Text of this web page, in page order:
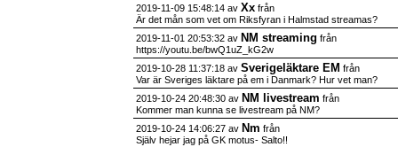
2019-11-09 15:48:14 av Xx från
Är det mån som vet om Riksfyran i Halmstad streamas?
2019-11-01 20:53:32 av NM streaming från
https://youtu.be/bwQ1uZ_kG2w
2019-10-28 11:37:18 av Sverigeläktare EM från
Var är Sveriges läktare på em i Danmark? Hur vet man?
2019-10-24 20:48:30 av NM livestream från
Kommer man kunna se livestream på NM?
2019-10-24 14:06:27 av Nm från
Själv hejar jag på GK motus- Salto!!